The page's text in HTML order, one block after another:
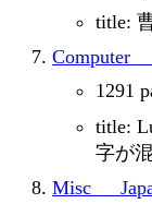
title:
1291
title:
字が